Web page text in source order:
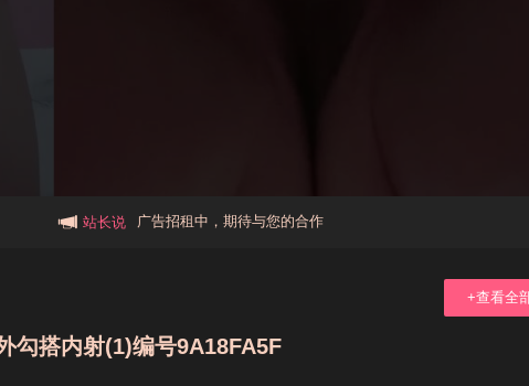
站长说 广告招租中，期待与您的合作
+查看全
勾搭内射(1)编号9A18FA5F